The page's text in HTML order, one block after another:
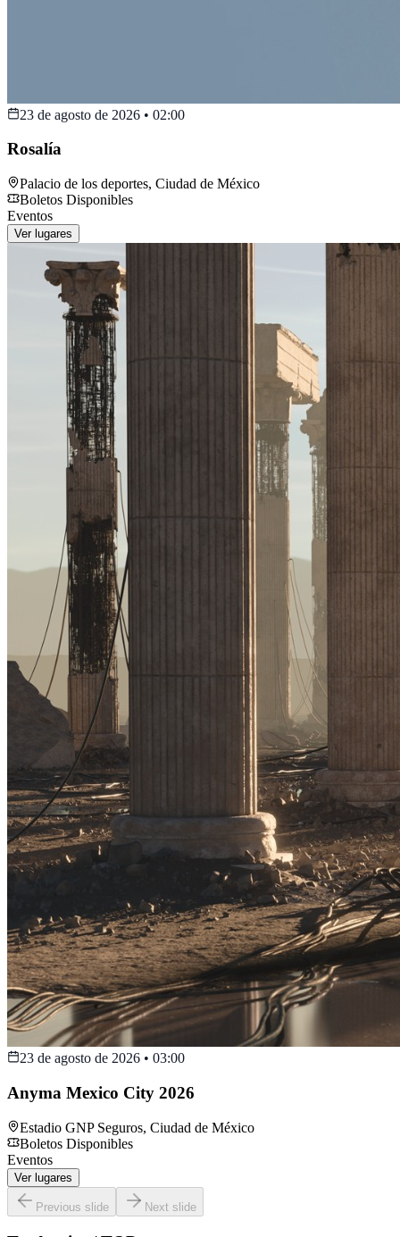
23 de agosto de 2026 • 02:00
Rosalía
Palacio de los deportes, Ciudad de México
Boletos Disponibles
Eventos
Ver lugares
23 de agosto de 2026 • 03:00
Anyma Mexico City 2026
Estadio GNP Seguros, Ciudad de México
Boletos Disponibles
Eventos
Ver lugares
Previous slide Next slide